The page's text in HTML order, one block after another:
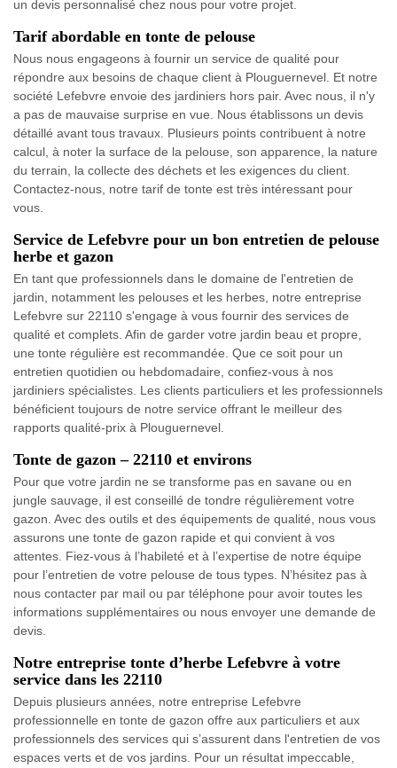
un devis personnalisé chez nous pour votre projet.
Tarif abordable en tonte de pelouse
Nous nous engageons à fournir un service de qualité pour
répondre aux besoins de chaque client à Plouguernevel. Et notre
société Lefebvre envoie des jardiniers hors pair. Avec nous, il n'y
a pas de mauvaise surprise en vue. Nous établissons un devis
détaillé avant tous travaux. Plusieurs points contribuent à notre
calcul, à noter la surface de la pelouse, son apparence, la nature
du terrain, la collecte des déchets et les exigences du client.
Contactez-nous, notre tarif de tonte est très intéressant pour
vous.
Service de Lefebvre pour un bon entretien de pelouse
herbe et gazon
En tant que professionnels dans le domaine de l'entretien de
jardin, notamment les pelouses et les herbes, notre entreprise
Lefebvre sur 22110 s'engage à vous fournir des services de
qualité et complets. Afin de garder votre jardin beau et propre,
une tonte régulière est recommandée. Que ce soit pour un
entretien quotidien ou hebdomadaire, confiez-vous à nos
jardiniers spécialistes. Les clients particuliers et les professionnels
bénéficient toujours de notre service offrant le meilleur des
rapports qualité-prix à Plouguernevel.
Tonte de gazon – 22110 et environs
Pour que votre jardin ne se transforme pas en savane ou en
jungle sauvage, il est conseillé de tondre régulièrement votre
gazon. Avec des outils et des équipements de qualité, nous vous
assurons une tonte de gazon rapide et qui convient à vos
attentes. Fiez-vous à l’habileté et à l’expertise de notre équipe
pour l’entretien de votre pelouse de tous types. N’hésitez pas à
nous contacter par mail ou par téléphone pour avoir toutes les
informations supplémentaires ou nous envoyer une demande de
devis.
Notre entreprise tonte d’herbe Lefebvre à votre
service dans les 22110
Depuis plusieurs années, notre entreprise Lefebvre
professionnelle en tonte de gazon offre aux particuliers et aux
professionnels des services qui s’assurent dans l'entretien de vos
espaces verts et de vos jardins. Pour un résultat impeccable,